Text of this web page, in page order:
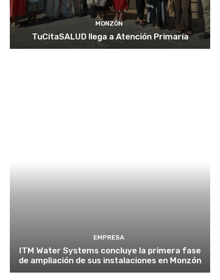
MONZÓN
TuCitaSALUD llega a Atención Primaria
EMPRESA
ITM Water Systems concluye la primera fase
de ampliación de sus instalaciones en Monzón